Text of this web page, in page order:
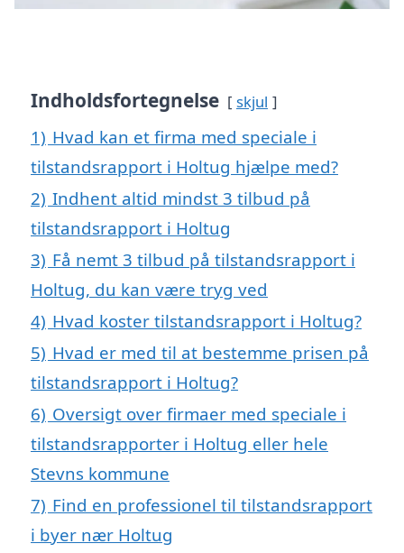
Indholdsfortegnelse skjul
1) Hvad kan et firma med speciale i
tilstandsrapport i Holtug hjælpe med?
2) Indhent altid mindst 3 tilbud på
tilstandsrapport i Holtug
3) Få nemt 3 tilbud på tilstandsrapport i
Holtug, du kan være tryg ved
4) Hvad koster tilstandsrapport i Holtug?
5) Hvad er med til at bestemme prisen på
tilstandsrapport i Holtug?
6) Oversigt over firmaer med speciale i
tilstandsrapporter i Holtug eller hele
Stevns kommune
7) Find en professionel til tilstandsrapport
i byer nær Holtug